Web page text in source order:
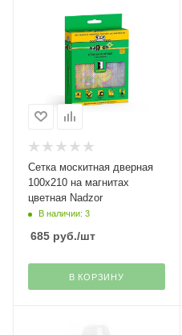
Сетка москитная дверная
100х210 на магнитах
цветная Nadzor
В наличии: 3
685 руб./шт
В КОРЗИНУ